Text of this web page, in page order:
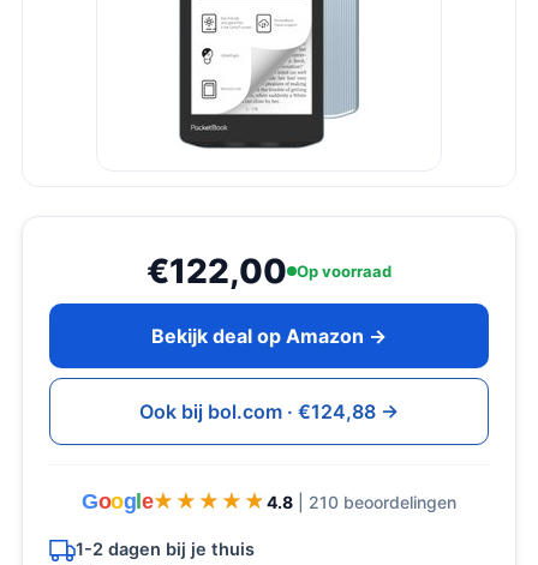
€122,00 Op voorraad
Bekijk deal op Amazon →
Ook bij bol.com · €124,88 →
Goog e★★★★★
★★★★★ 4.8 | 210 beoordelingen
1-2 dagen bij je thuis